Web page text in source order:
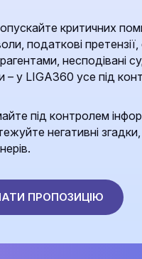
критичних
податкові
несподівані
– у LIGA360 усе під
під контролем
негативні
ПРОПОЗИЦІЮ